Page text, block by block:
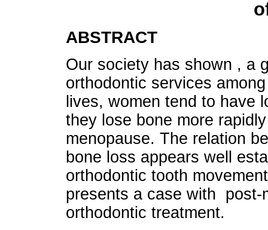
ABSTRACT
Our society has shown , a
orthodontic services
lives, women tend to have
they lose bone more
menopause. The relation
bone loss appears well
orthodontic tooth
presents a case with post-
orthodontic treatment.